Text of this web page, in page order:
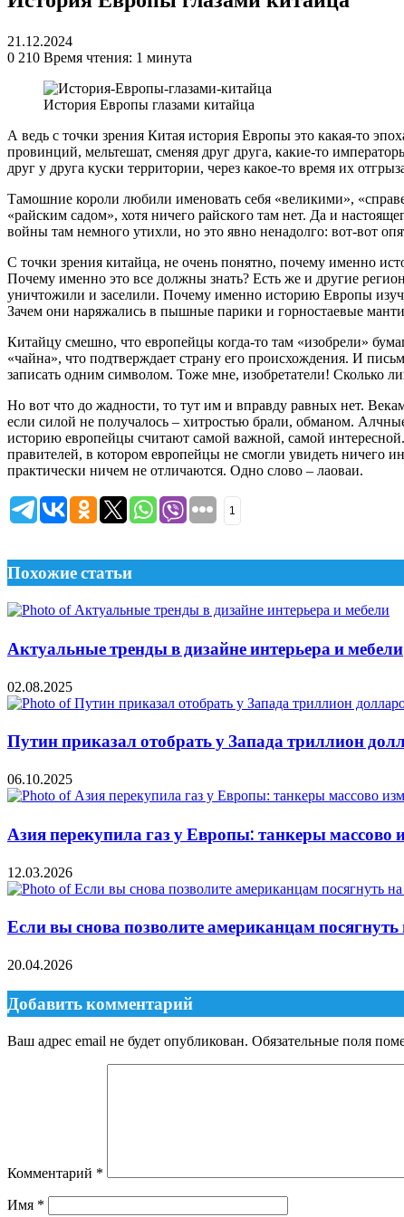
21.12.2024
0 210 Время чтения: 1 минута
История Европы глазами китайца
А ведь с точки зрения Китая история Европы это какая-то
провинций, мельтешат, сменяя друг друга, какие-то
друг у друга куски территории, через какое-то время их
Тамошние короли любили именовать себя «великими»,
«райским садом», хотя ничего райского там нет. Да и
войны там немного утихли, но это явно ненадолго: вот-вот
С точки зрения китайца, не очень понятно, почему именно
Почему именно это все должны знать? Есть же и другие
уничтожили и заселили. Почему именно историю Европы
Зачем они наряжались в пышные парики и горностаевые
Китайцу смешно, что европейцы когда-то там «изобрели»
«чайна», что подтверждает страну его происхождения. И
записать одним символом. Тоже мне, изобретатели! Сколько
Но вот что до жадности, то тут им и вправду равных нет.
если силой не получалось – хитростью брали, обманом.
историю европейцы считают самой важной, самой
правителей, в котором европейцы не смогли увидеть
практически ничем не отличаются. Одно слово – лаоваи.
1
Похожие статьи
Актуальные тренды в дизайне интерьера и мебели
02.08.2025
Путин приказал отобрать у Запада триллион
06.10.2025
Азия перекупила газ у Европы: танкеры массово
12.03.2026
Если вы снова позволите американцам
20.04.2026
Добавить комментарий
Ваш адрес email не будет опубликован. Обязательные поля
Комментарий *
Имя *